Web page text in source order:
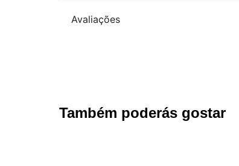
Avaliações
Também poderás gostar